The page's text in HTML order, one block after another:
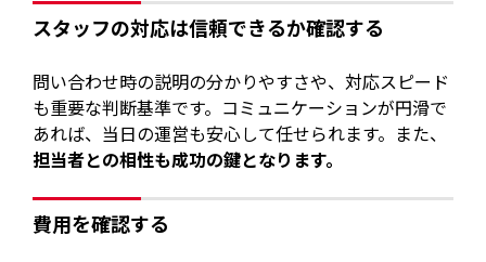
スタッフの対応は信頼できるか確認する
問い合わせ時の説明の分かりやすさや、対応スピード
も重要な判断基準です。コミュニケーションが円滑で
あれば、当日の運営も安心して任せられます。また、
担当者との相性も成功の鍵となります。
費用を確認する